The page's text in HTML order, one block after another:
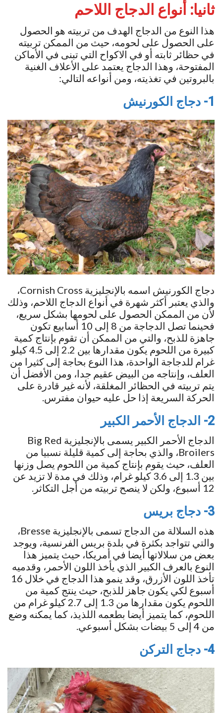
ثانيا: أنواع الدجاج اللاحم
هذا النوع من الدجاج الهدف من تربيته هو الحصول
على الحصول على لحومه، حيث من الممكن تربيته
في حظائر ثابته أو في الاكواح التي تبنى في الأماكن
المفتوحة، وهذا الدجاج يعتمد على الأعلاف الغنية
بالبروتين في تغذيته، ومن أنواعه التالي:
1- دجاج الكورنيش
دجاج الكورنيش اسمه بالإنجليزية Cornish Cross،
والذي يعتبر أكثر شهرة في أنواع الدجاج اللاحم، وذلك
لأن من الممكن الحصول على لحومها بشكل سريع،
فحينما تصل الدجاجة من 8 إلى 10 أسابيع تكون
جاهزة للذبح، والتي من الممكن أن تقوم بإنتاج كمية
كبيرة من اللحوم يكون مقدارها بين 2.2 إلى 4.5 كيلو
غرام للدجاجة الواحدة، هذا النوع بحاجة إلى كثيرا من
العلف، وإنتاجه من البيض عقيم جدا، ومن الأفضل أن
يتم تربيته في الحظائر المغلقة، لأنه غير قادرة على
الحركة السريعة إذا حل عليه حيوان مفترس.
2- الدجاج الأحمر الكبير
الدجاج الأحمر الكبير يسمى بالإنجليزية Big Red
Broilers، والذي بحاجة إلى كمية قليلة نسبيا من
العلف، حيث يقوم بإنتاج كمية من اللحوم يصل وزنها
بين 1.3 إلى 3.6 كيلو غرام، وذلك في مدة لا تزيد عن
12 أسبوع، ولكن لا ينصح تربيته من أجل التكاثر.
3- دجاج بريس
هذه السلالة من الدجاج تسمى بالإنجليزية Bresse،
والتي تتواجد بكثرة في بلدة بريس الفرنسية، ويوجد
بعض من سلالاتها أيضا في أمريكا، حيث يتميز هذا
النوع بالعرف الكبير الذي يأخذ اللون الأحمر، وقدميه
تأخذ اللون الأزرق، وقد ينمو هذا الدجاج في خلال 16
أسبوع لكي يكون جاهز للذبح، حيث ينتج كمية من
اللحوم يكون مقدارها من 1.3 إلى 2.7 كيلو غرام من
اللحوم، كما يتميز أيضا بطعمه اللذيذ، كما يمكنه وضع
من 4 إلى 5 بيضات بشكل أسبوعي.
4- دجاج التركن